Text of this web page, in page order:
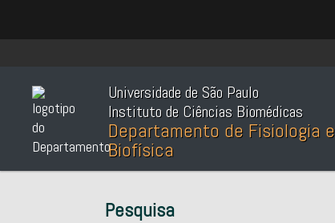
Universidade de São Paulo
Instituto de Ciências Biomédicas
Departamento de Fisiologia e
Biofísica
Pesquisa